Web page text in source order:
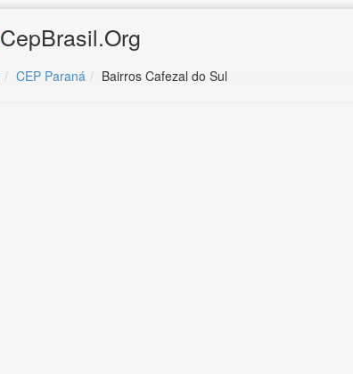
CepBrasil.Org
CEP Paraná Bairros Cafezal do Sul